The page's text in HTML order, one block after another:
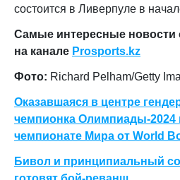
состоится в Ливерпуле в
Самые интересные новости
на канале Prosports.kz
Фото: Richard Pelham/Getty
Оказавшаяся в центре
чемпионка Олимпиады-2024
чемпионате Мира от World
Бивол и принципиальный